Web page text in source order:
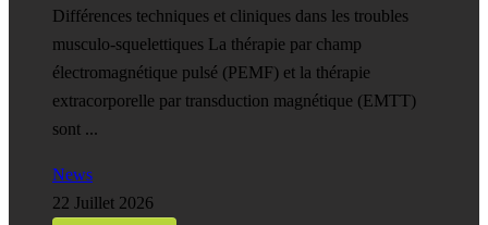
Différences techniques et cliniques dans les troubles
musculo-squelettiques La thérapie par champ
électromagnétique pulsé (PEMF) et la thérapie
extracorporelle par transduction magnétique (EMTT)
sont ...
News
22 Juillet 2026